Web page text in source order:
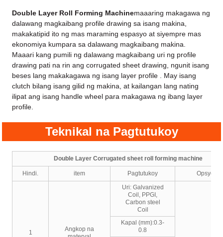
Double Layer Roll Forming Machinemaaaring makagawa ng
dalawang magkaibang profile drawing sa isang makina,
makakatipid ito ng mas maraming espasyo at siyempre mas
ekonomiya kumpara sa dalawang magkaibang makina.
Maaari kang pumili ng dalawang magkaibang uri ng profile
drawing pati na rin ang corrugated sheet drawing, ngunit isang
beses lang makakagawa ng isang layer profile . May isang
clutch bilang isang gilid ng makina, at kailangan lang nating
ilipat ang isang handle wheel para makagawa ng ibang layer
profile.
Teknikal na Pagtutukoy
Double Layer Corrugated sheet roll forming machine
Hindi. item Pagtutukoy Opsyonal
1
Angkop na
Uri: Galvanized
Coil, PPGI,
Carbon steel
Coil
Kapal (mm):0.3-
0.8